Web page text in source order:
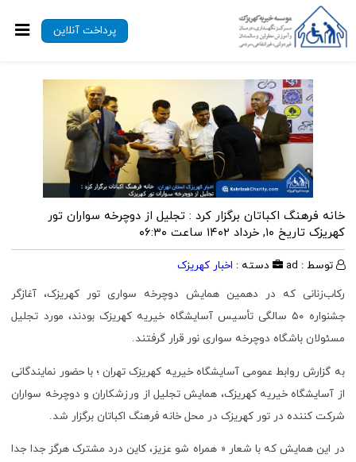
پرداخت آنلاین
خانه فرهنگ اکباتان برگزار کرد : تجلیل از دوچرخه سواران تور
کهریزکتاریخ ۱۰, خرداد ۱۴۰۲ ساعت ۰۶:۳۰
توسط : ad دسته : اخبار کهریزک
رکاب‌زنانی که در دهمین همایش دوچرخه سواری تور کهریزک، آغازگر
جشنواره ۵۰ سالگی تأسیس آسایشگاه خیریه کهریزک بودند، مورد تجلیل
مسئولان باشگاه دوچرخه سواری نور قرار گرفتند.
به گزارش روابط عمومی آسایشگاه خیریه کهریزک تهران ؛ با حضور نمایندگانی
از آسایشگاه خیریه کهریزک، همایش تجلیل از ورزشکاران و دوچرخه سواران
شرکت کننده در تور کهریزک در محل خانه فرهنگ اکباتان برگزار شد.
در این همایش که با شعار « همراه شو عزیز، کاین درد مشترک هرگز جدا جدا